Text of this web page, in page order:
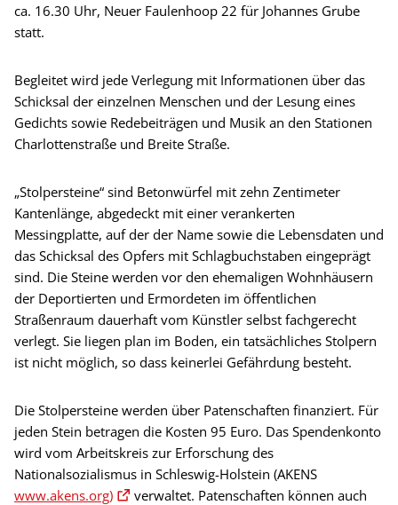
ca. 16.30 Uhr, Neuer Faulenhoop 22 für Johannes Grube
statt.
Begleitet wird jede Verlegung mit Informationen über das
Schicksal der einzelnen Menschen und der Lesung eines
Gedichts sowie Redebeiträgen und Musik an den Stationen
Charlottenstraße und Breite Straße.
„Stolpersteine“ sind Betonwürfel mit zehn Zentimeter
Kantenlänge, abgedeckt mit einer verankerten
Messingplatte, auf der der Name sowie die Lebensdaten und
das Schicksal des Opfers mit Schlagbuchstaben eingeprägt
sind. Die Steine werden vor den ehemaligen Wohnhäusern
der Deportierten und Ermordeten im öffentlichen
Straßenraum dauerhaft vom Künstler selbst fachgerecht
verlegt. Sie liegen plan im Boden, ein tatsächliches Stolpern
ist nicht möglich, so dass keinerlei Gefährdung besteht.
Die Stolpersteine werden über Patenschaften finanziert. Für
jeden Stein betragen die Kosten 95 Euro. Das Spendenkonto
wird vom Arbeitskreis zur Erforschung des
Nationalsozialismus in Schleswig-Holstein (AKENS
www.akens.org)
verwaltet. Patenschaften können auch